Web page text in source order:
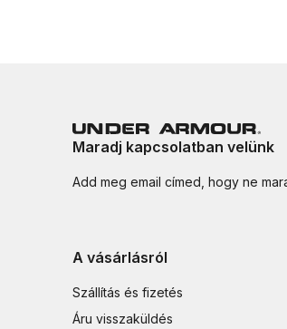
Maradj kapcsolatban velünk
Add meg email címed, hogy ne
A vásárlásról
Szállítás és fizetés
Áru visszaküldés